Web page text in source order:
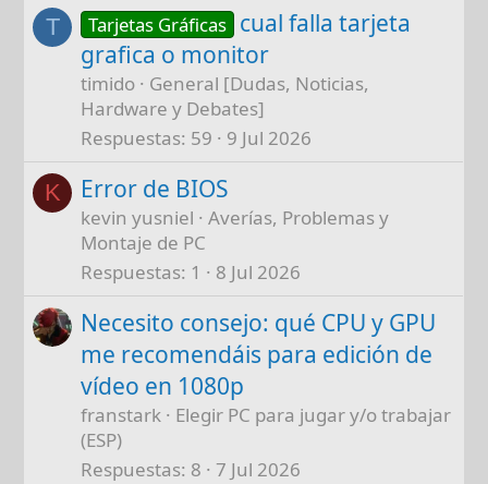
T Tarjetas Gráficas cual falla tarjeta
grafica o monitor
timido
General [Dudas, Noticias,
Hardware y Debates]
Respuestas 59 9 Jul 2026
K Error de BIOS
kevin yusniel
Averías, Problemas y
Montaje de PC
Respuestas 1 8 Jul 2026
Necesito consejo: qué CPU y GPU
me recomendáis para edición de
vídeo en 1080p
franstark
Elegir PC para jugar y/o trabajar
(ESP)
Respuestas 8 7 Jul 2026